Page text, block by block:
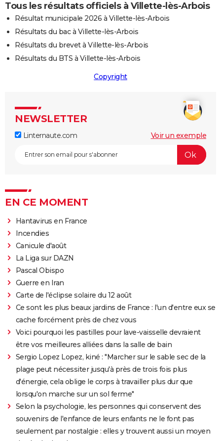
Tous les résultats officiels à Villette-lès-Arbois
Résultat municipale 2026 à Villette-lès-Arbois
Résultats du bac à Villette-lès-Arbois
Résultats du brevet à Villette-lès-Arbois
Résultats du BTS à Villette-lès-Arbois
Copyright
NEWSLETTER
Linternaute.com Voir un exemple
EN CE MOMENT
Hantavirus en France
Incendies
Canicule d'août
La Liga sur DAZN
Pascal Obispo
Guerre en Iran
Carte de l'éclipse solaire du 12 août
Ce sont les plus beaux jardins de France : l'un d'entre eux se
cache forcément près de chez vous
Voici pourquoi les pastilles pour lave-vaisselle devraient
être vos meilleures alliées dans la salle de bain
Sergio Lopez Lopez, kiné : "Marcher sur le sable sec de la
plage peut nécessiter jusqu'à près de trois fois plus
d'énergie, cela oblige le corps à travailler plus dur que
lorsqu'on marche sur un sol ferme"
Selon la psychologie, les personnes qui conservent des
souvenirs de l'enfance de leurs enfants ne le font pas
seulement par nostalgie : elles y trouvent aussi un moyen